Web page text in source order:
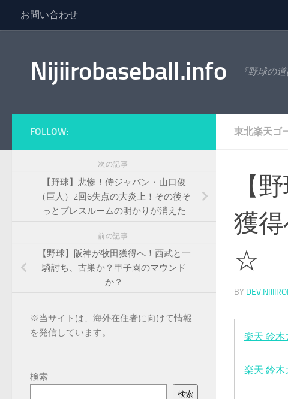
コンテンツへスキップ
お問い合わせ
Nijiirobaseball.info 『野球の
東北楽天ゴ
【
獲
☆
BY
楽天 鈴木
楽天 鈴木
FOLLOW:
次の記事
【野球】悲惨！侍ジャパン・山口俊
（巨人）2回6失点の大炎上！その後そ
っとプレスルームの明かりが消えた
前の記事
【野球】阪神が牧田獲得へ！西武と一
騎討ち、古巣か？甲子園のマウンド
か？
※当サイトは、海外在住者に向けて情報
を発信しています。
検索
検索